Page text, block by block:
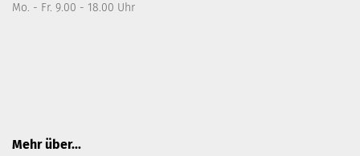
Mo. - Fr. 9.00 - 18.00 Uhr
Mehr über...